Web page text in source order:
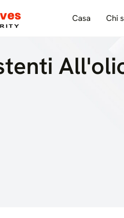
Casa Chi